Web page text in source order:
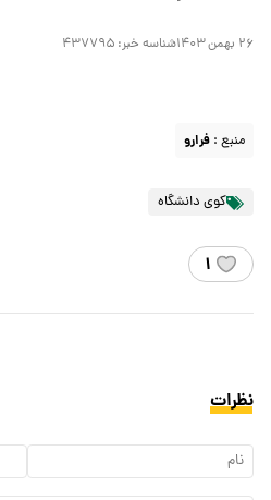
۲۶ بهمن ۱۴۰۳ شناسه خبر: ۴۳۷۷۹۵
منبع : فرارو
کوی دانشگاه
۱
نظرات